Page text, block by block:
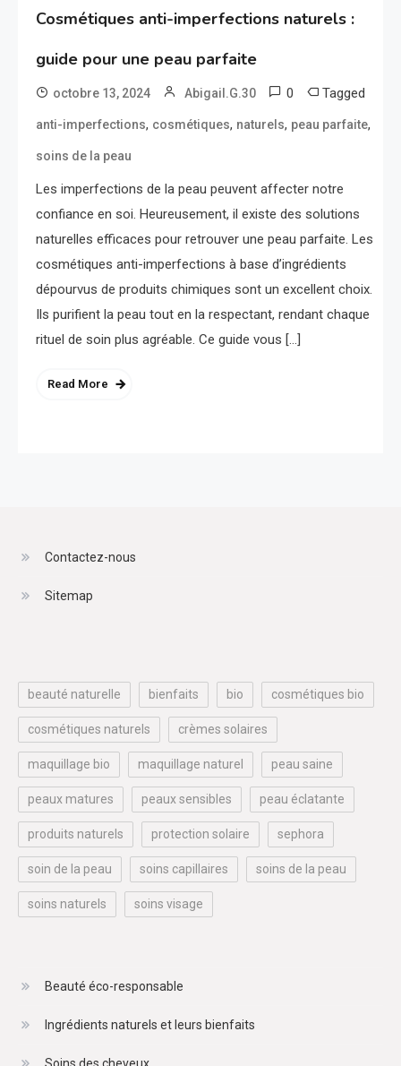
Cosmétiques anti-imperfections naturels :
guide pour une peau parfaite
octobre 13, 2024 Abigail.G.30 0 Tagged
anti-imperfections, cosmétiques, naturels, peau parfaite,
soins de la peau
Les imperfections de la peau peuvent affecter notre
confiance en soi. Heureusement, il existe des solutions
naturelles efficaces pour retrouver une peau parfaite. Les
cosmétiques anti-imperfections à base d’ingrédients
dépourvus de produits chimiques sont un excellent choix.
Ils purifient la peau tout en la respectant, rendant chaque
rituel de soin plus agréable. Ce guide vous […]
Read More
Contactez-nous
Sitemap
beauté naturelle bienfaits bio cosmétiques bio
cosmétiques naturels crèmes solaires
maquillage bio maquillage naturel peau saine
peaux matures peaux sensibles peau éclatante
produits naturels protection solaire sephora
soin de la peau soins capillaires soins de la peau
soins naturels soins visage
Beauté éco-responsable
Ingrédients naturels et leurs bienfaits
Soins des cheveux